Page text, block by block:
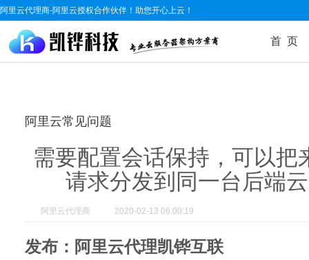
阿里云代理商-阿里云授权合作伙伴！助您开心上云！
首 页
阿里云常见问题
需要配置会话保持，可以把
请求分发到同一台后端
阿里云代理商 2020-02-13 06:00:19
发布：阿里云代理凯铧互联